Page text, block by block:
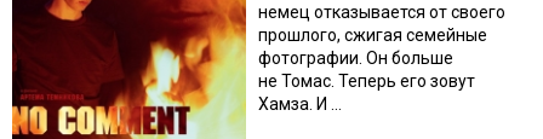
немец отказывается от своего
прошлого, сжигая семейные
фотографии. Он больше
не Томас. Теперь его зовут
Хамза. И ...